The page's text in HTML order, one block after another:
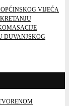
VIJEĆA
DUVANJSKOG